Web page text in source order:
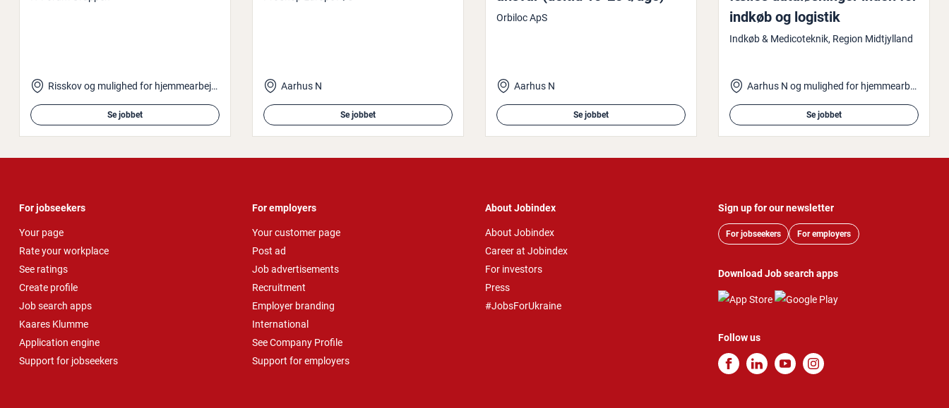
Risskov og mulighed for hjemmearbejde
Se jobbet
Aarhus N
Se jobbet
Orbiloc ApS
Aarhus N
Se jobbet
indkøb og logistik
Indkøb & Medicoteknik, Region Midtjylland
Aarhus N og mulighed for hjemmearbejde
Se jobbet
For jobseekers
Your page
Rate your workplace
See ratings
Create profile
Job search apps
Kaares Klumme
Application engine
Support for jobseekers
For employers
Your customer page
Post ad
Job advertisements
Recruitment
Employer branding
International
See Company Profile
Support for employers
About Jobindex
About Jobindex
Career at Jobindex
For investors
Press
#JobsForUkraine
Sign up for our newsletter
For jobseekers For employers
Download Job search apps
Follow us